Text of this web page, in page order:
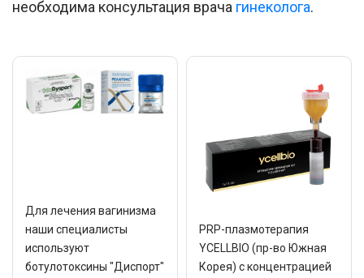
необходима консультация врача гинеколога.
Для лечения вагинизма
наши специалисты
используют
ботулотоксины "Диспорт"
PRP-плазмотерапия
YCELLBIO (пр-во Южная
Корея) с концентрацией